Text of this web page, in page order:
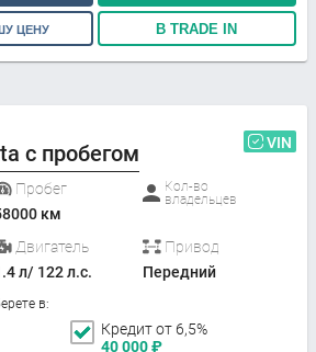
ЦЕНУ В TRADE IN
с пробегом VIN
Пробег
км
Кол-во
владельцев
Двигатель
л/ 122 л.с.
Привод
Передний
в:
Кредит от 6,5%
40 000₽